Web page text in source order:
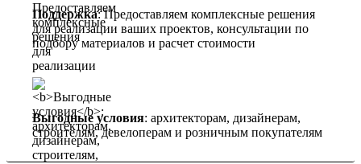
Поддержка: Предоставляем комплексные решения
для реализации ваших проектов, консультации по
подбору материалов и расчет стоимости
Выгодные условия: архитекторам, дизайнерам,
строителям, девелоперам и розничным покупателям